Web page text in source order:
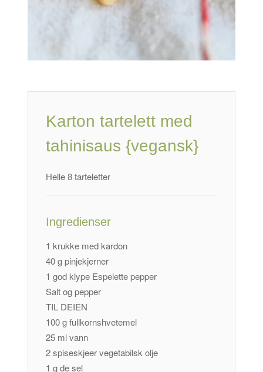
Karton tartelett med
tahinisaus {vegansk}
Helle 8 tarteletter
Ingredienser
1 krukke med kardon
40 g pinjekjerner
1 god klype Espelette pepper
Salt og pepper
TIL DEIEN
100 g fullkornshvetemel
25 ml vann
2 spiseskjeer vegetabilsk olje
1 g de sel